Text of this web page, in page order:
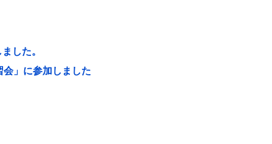
した。
」に参加しました